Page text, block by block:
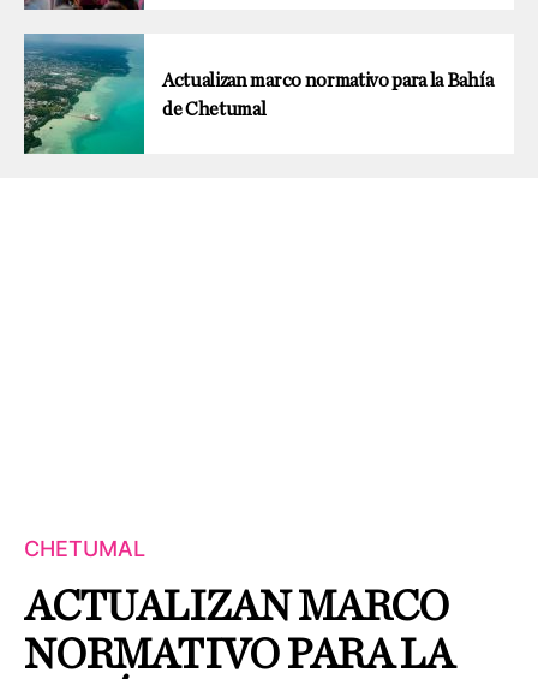
Actualizan marco normativo para la Bahía
de Chetumal
CHETUMAL
ACTUALIZAN MARCO
NORMATIVO PARA LA